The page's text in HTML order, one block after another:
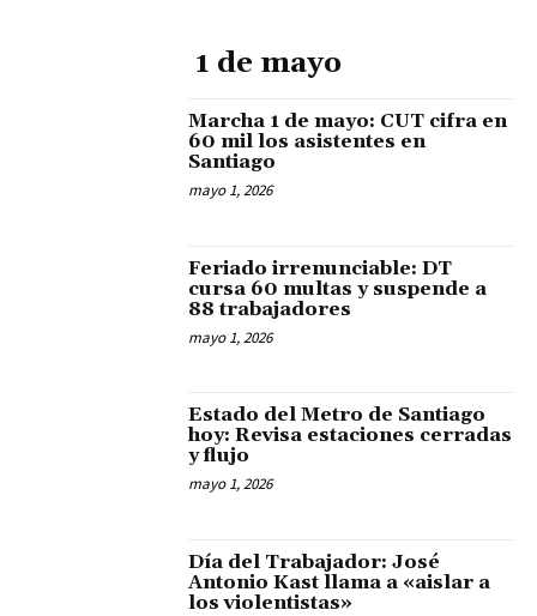
1 de mayo
Marcha 1 de mayo: CUT cifra en
60 mil los asistentes en
Santiago
mayo 1, 2026
Feriado irrenunciable: DT
cursa 60 multas y suspende a
88 trabajadores
mayo 1, 2026
Estado del Metro de Santiago
hoy: Revisa estaciones cerradas
y flujo
mayo 1, 2026
Día del Trabajador: José
Antonio Kast llama a «aislar a
los violentistas»